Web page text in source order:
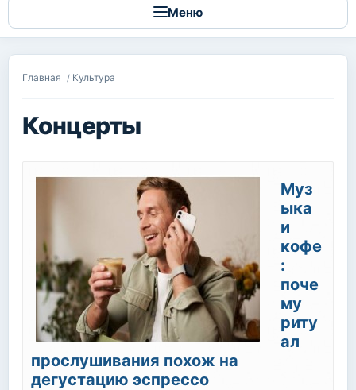
Меню
Вы здесь
Главная / Культура
Концерты
Муз
ыка
и
кофе
:
поче
му
риту
ал
прослушивания похож на
дегустацию эспрессо